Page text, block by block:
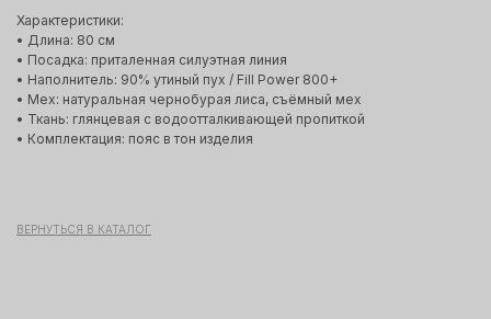
Характеристики:
• Длина: 80 см
• Посадка: приталенная силуэтная линия
• Наполнитель: 90% утиный пух / Fill Power 800+
• Мех: натуральная чернобурая лиса, съёмный мех
• Ткань: глянцевая с водоотталкивающей пропиткой
• Комплектация: пояс в тон изделия
ВЕРНУТЬСЯ В КАТАЛОГ